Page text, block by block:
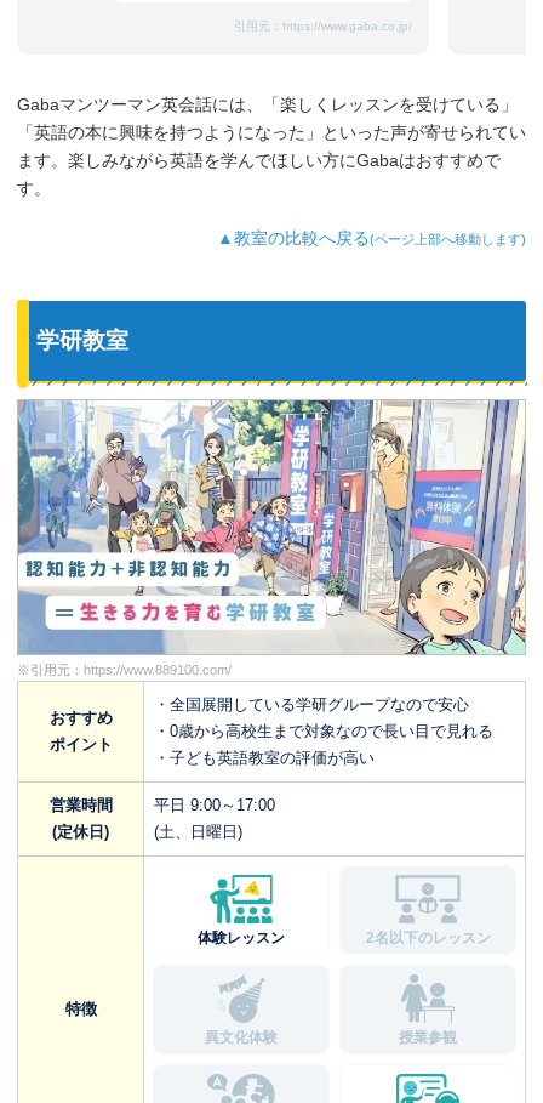
引用元： https://www.gaba.co.jp/
Gabaマンツーマン英会話には、「楽しくレッスンを受けている」
「英語の本に興味を持つようになった」といった声が寄せられてい
ます。楽しみながら英語を学んでほしい方にGabaはおすすめで
す。
▲教室の比較へ戻る(ページ上部へ移動します)
学研教室
※引用元： https://www.889100.com/
おすすめ
ポイント
・全国展開している学研グループなので安心
・0歳から高校生まで対象なので長い目で見れる
・子ども英語教室の評価が高い
営業時間
(定休日)
平日 9:00～17:00
(土、日曜日)
特徴
体験レッスン 2名以下のレッスン
異文化体験 授業参観